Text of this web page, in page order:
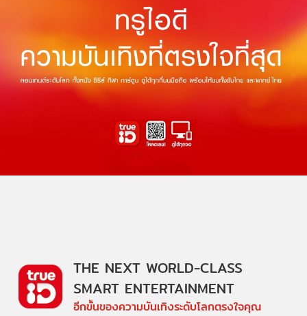
THE NEXT WORLD-CLASS
SMART ENTERTAINMENT
อีกขั้นของความบันเทิงระดับโลกตรงใจคุณ